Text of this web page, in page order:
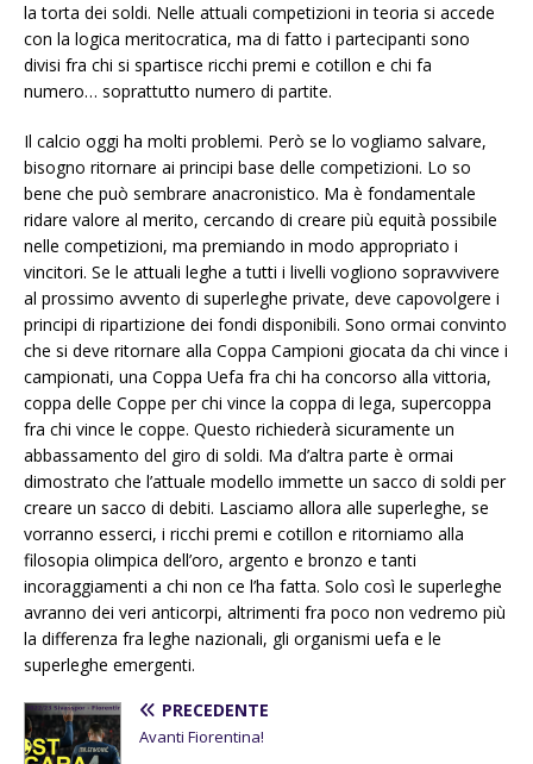
la torta dei soldi. Nelle attuali competizioni in teoria si accede
con la logica meritocratica, ma di fatto i partecipanti sono
divisi fra chi si spartisce ricchi premi e cotillon e chi fa
numero… soprattutto numero di partite.
Il calcio oggi ha molti problemi. Però se lo vogliamo salvare,
bisogno ritornare ai principi base delle competizioni. Lo so
bene che può sembrare anacronistico. Ma è fondamentale
ridare valore al merito, cercando di creare più equità possibile
nelle competizioni, ma premiando in modo appropriato i
vincitori. Se le attuali leghe a tutti i livelli vogliono sopravvivere
al prossimo avvento di superleghe private, deve capovolgere i
principi di ripartizione dei fondi disponibili. Sono ormai convinto
che si deve ritornare alla Coppa Campioni giocata da chi vince i
campionati, una Coppa Uefa fra chi ha concorso alla vittoria,
coppa delle Coppe per chi vince la coppa di lega, supercoppa
fra chi vince le coppe. Questo richiederà sicuramente un
abbassamento del giro di soldi. Ma d’altra parte è ormai
dimostrato che l’attuale modello immette un sacco di soldi per
creare un sacco di debiti. Lasciamo allora alle superleghe, se
vorranno esserci, i ricchi premi e cotillon e ritorniamo alla
filosopia olimpica dell’oro, argento e bronzo e tanti
incoraggiamenti a chi non ce l’ha fatta. Solo così le superleghe
avranno dei veri anticorpi, altrimenti fra poco non vedremo più
la differenza fra leghe nazionali, gli organismi uefa e le
superleghe emergenti.
PRECEDENTE
Avanti Fiorentina!